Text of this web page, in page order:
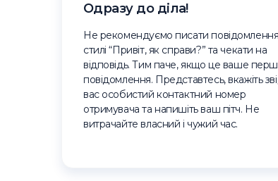
Одразу до діла!
Не рекомендуємо писати
стилі “Привіт, як справи?” та чекати на
відповідь. Тим паче, якщо це ваше
повідомлення. Представтесь, вкажіть
вас особистий контактний номер
отримувача та напишіть ваш пітч. Не
витрачайте власний і чужий час.